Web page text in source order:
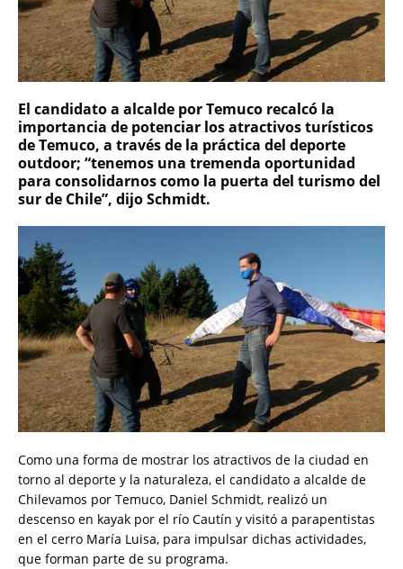
El candidato a alcalde por Temuco recalcó la
importancia de potenciar los atractivos turísticos
de Temuco, a través de la práctica del deporte
outdoor; “tenemos una tremenda oportunidad
para consolidarnos como la puerta del turismo del
sur de Chile”, dijo Schmidt.
Como una forma de mostrar los atractivos de la ciudad en
torno al deporte y la naturaleza, el candidato a alcalde de
Chilevamos por Temuco, Daniel Schmidt, realizó un
descenso en kayak por el río Cautín y visitó a parapentistas
en el cerro María Luisa, para impulsar dichas actividades,
que forman parte de su programa.